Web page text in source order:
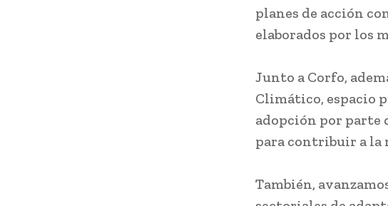
planes de acción
elaborados por los
Junto a Corfo,
Climático, espacio
adopción por parte
para contribuir a la
También,